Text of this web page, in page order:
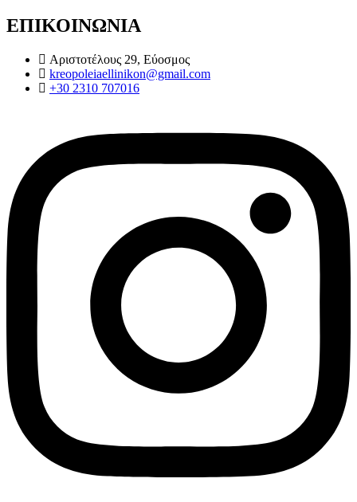
ΕΠΙΚΟΙΝΩΝΙΑ
Αριστοτέλους 29, Εύοσμος
kreopoleiaellinikon@gmail.com
+30 2310 707016